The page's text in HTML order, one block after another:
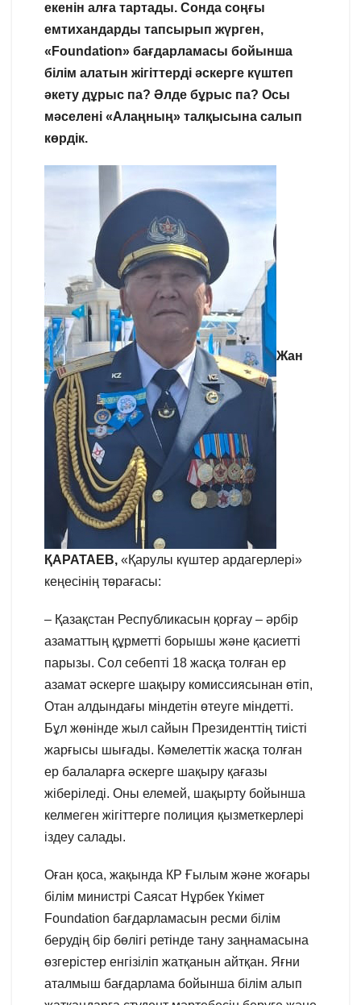
екенін алға тартады. Сонда соңғы
емтихандарды тапсырып жүрген,
«Foundation» бағдарламасы бойынша
білім алатын жігіттерді әскерге күштеп
әкету дұрыс па? Әлде бұрыс па? Осы
мәселені «Алаңның» талқысына салып
көрдік.
Жан
ҚАРАТАЕВ, «Қарулы күштер ардагерлері»
кеңесінің төрағасы:
– Қазақстан Республикасын қорғау – әрбір
азаматтың құрметті борышы және қасиетті
парызы. Сол себепті 18 жасқа толған ер
азамат әскерге шақыру комиссиясынан өтіп,
Отан алдындағы міндетін өтеуге міндетті.
Бұл жөнінде жыл сайын Президенттің тиісті
жарғысы шығады. Кәмелеттік жасқа толған
ер балаларға әскерге шақыру қағазы
жіберіледі. Оны елемей, шақырту бойынша
келмеген жігіттерге полиция қызметкерлері
іздеу салады.
Оған қоса, жақында КР Ғылым және жоғары
білім министрі Саясат Нұрбек Үкімет
Foundation бағдарламасын ресми білім
берудің бір бөлігі ретінде тану заңнамасына
өзгерістер енгізіліп жатқанын айтқан. Яғни
аталмыш бағдарлама бойынша білім алып